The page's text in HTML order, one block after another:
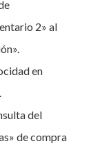
2» al
en
del
de compra